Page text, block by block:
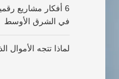
6 أفكار مشاريع
في الشرق الأوسط
لماذا تتجه الأموال